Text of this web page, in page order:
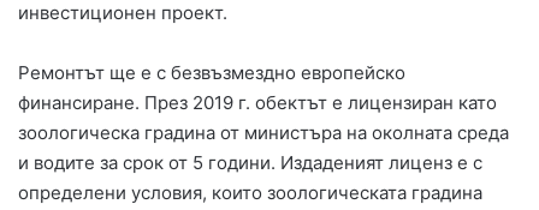
инвестиционен проект.
Ремонтът ще е с безвъзмездно европейско
финансиране. През 2019 г. обектът е лицензиран като
зоологическа градина от министъра на околната среда
и водите за срок от 5 години. Издаденият лиценз е с
определени условия, които зоологическата градина